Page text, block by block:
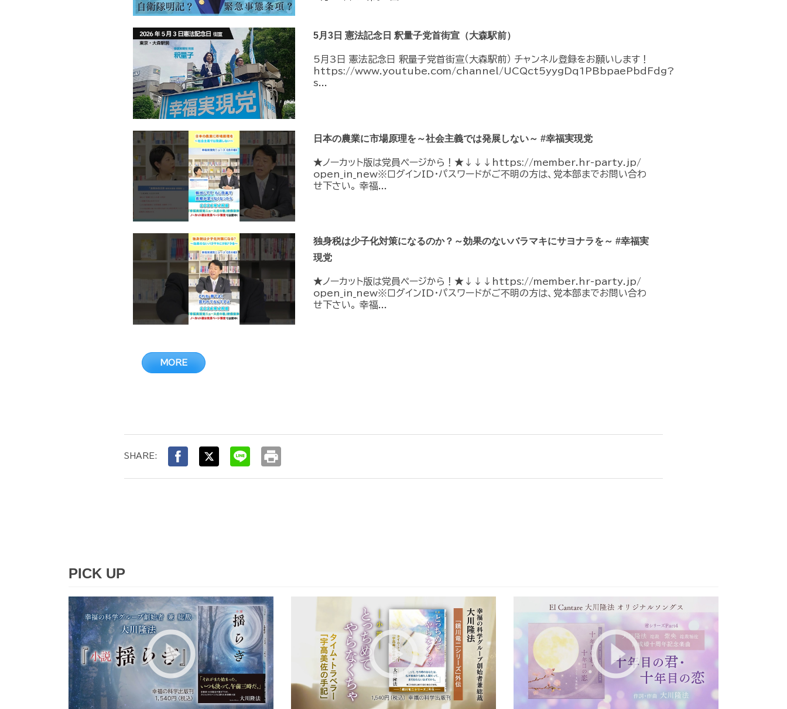
5月3日 憲法記念日 釈量子党首街宣（大森駅前）
5月3日 憲法記念日 釈量子党首街宣（大森駅前） チャンネル登録をお願いします！
https://www.youtube.com/channel/UCQct5yygDq1PBbpaePbdFdg?
s...
日本の農業に市場原理を～社会主義では発展しない～ #幸福実現党
★ノーカット版は党員ページから！★↓↓↓https://member.hr-party.jp/
open_in_new※ログインID・パスワードがご不明の方は、党本部までお問い合わ
せ下さい。 幸福...
独身税は少子化対策になるのか？～効果のないバラマキにサヨナラを～ #幸福実
現党
★ノーカット版は党員ページから！★↓↓↓https://member.hr-party.jp/
open_in_new※ログインID・パスワードがご不明の方は、党本部までお問い合わ
せ下さい。 幸福...
MORE
SHARE: print
PICK UP